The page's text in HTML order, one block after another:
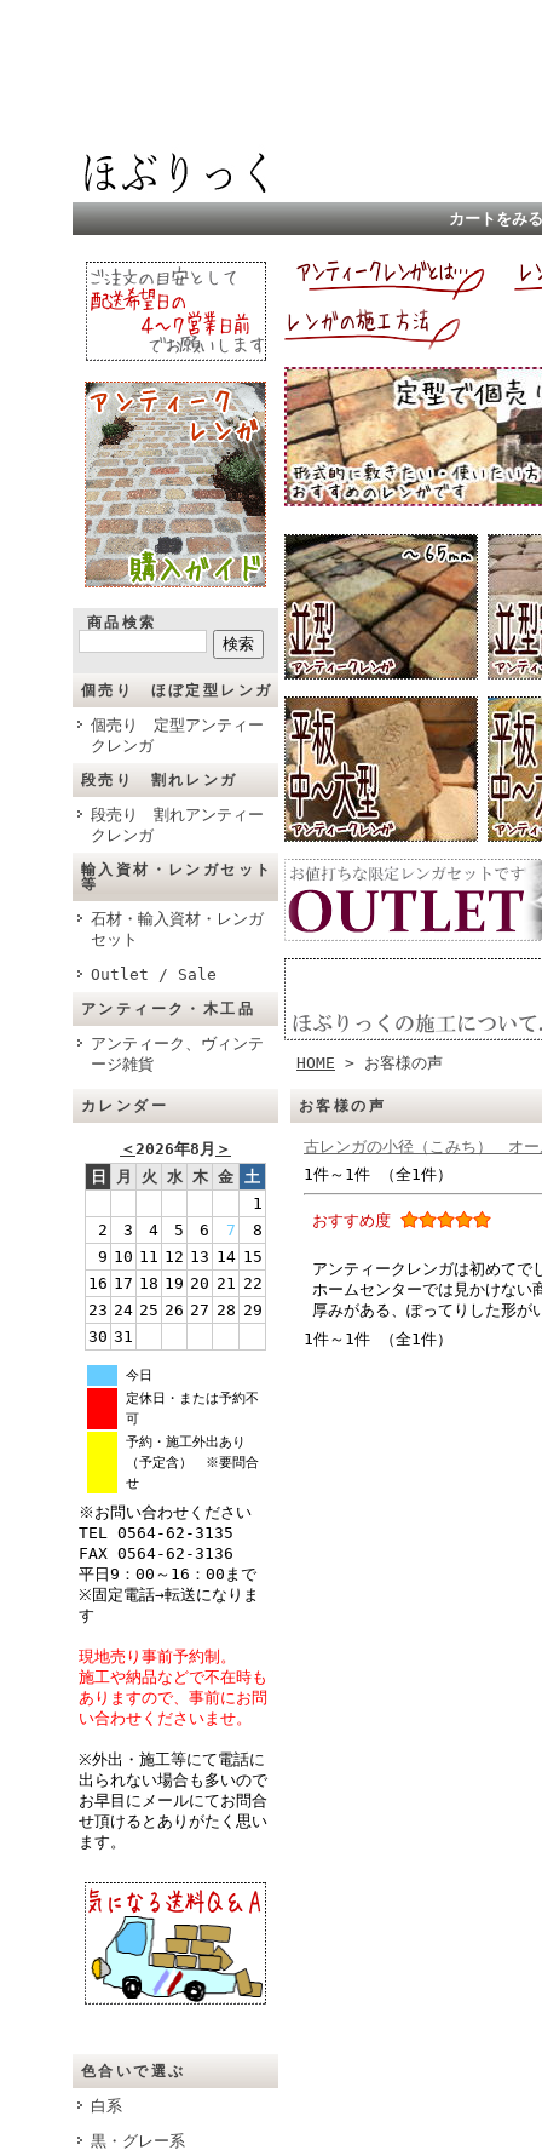
カートをみる
商品検索
個売り ほぼ定型レンガ
個売り 定型アンティー
クレンガ
段売り 割れレンガ
段売り 割れアンティー
クレンガ
輸入資材・レンガセット
等
石材・輸入資材・レンガ
セット
Outlet / Sale
アンティーク・木工品
アンティーク、ヴィンテ
ージ雑貨
カレンダー
＜2026年8月 ＞
日
月 火 水 木 金 土
1
2
3 4 5 6 7
8
9 10 11 12 13 14 15
16 17 18 19 20 21 22
23 24 25 26 27 28 29
30 31
今日
定休日・または予約不
可
予約・施工外出あり
（予定含） ※要問合
せ
※お問い合わせください
TEL 0564-62-3135
FAX 0564-62-3136
平日9：00～16：00まで
※固定電話→転送になりま
す
現地売り事前予約制。
施工や納品などで不在時も
ありますので、事前にお問
い合わせくださいませ。
※外出・施工等にて電話に
出られない場合も多いので
お早目にメールにてお問合
せ頂けるとありがたく思い
ます。
色合いで選ぶ
白系
黒・グレー系
HOME > お客様の声
お客様の声
古レンガの小径（こみち） オー
1件～1件 （全1件）
おすすめ度
アンティークレンガは初めてで
ホームセンターでは見かけない
厚みがある、ぽってりした形が
1件～1件 （全1件）